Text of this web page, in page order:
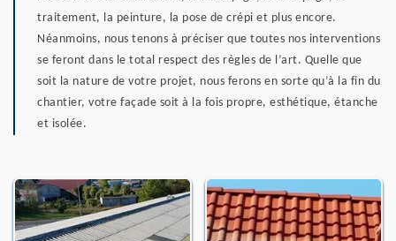
traitement, la peinture, la pose de crépi et plus encore.
Néanmoins, nous tenons à préciser que toutes nos interventions
se feront dans le total respect des règles de l’art. Quelle que
soit la nature de votre projet, nous ferons en sorte qu’à la fin du
chantier, votre façade soit à la fois propre, esthétique, étanche
et isolée.